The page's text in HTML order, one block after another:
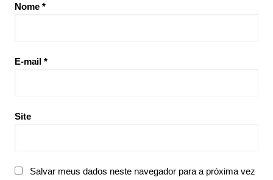
Nome *
E-mail *
Site
Salvar meus dados neste navegador para a próxima vez